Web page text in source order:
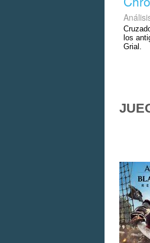
los
Grial.